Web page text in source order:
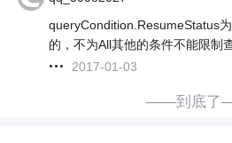
queryCondition.ResumeStatus
的，不为All其他的条件不能限制
2017-01-03
——到底了